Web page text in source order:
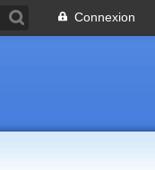
Connexion